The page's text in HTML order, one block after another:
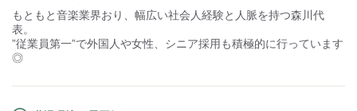
もともと音楽業界おり、幅広い社会人経験と人脈を持つ森川代
表。
”従業員第一”で外国人や女性、シニア採用も積極的に行っています
◎